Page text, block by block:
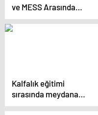
ve MESS Arasında
Toplu İş Sözleşmesi
Anlaşması
Kalfalık eğitimi
sırasında meydana
gelen iş kazası sonucu